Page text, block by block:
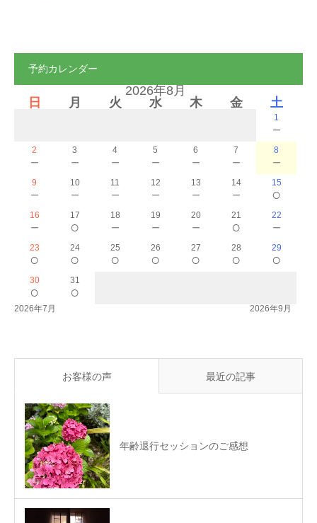
予約カレンダー
2026年8月
日
月 火 水 木 金 土
1
－
2
－
3
－
4
－
5
－
6
－
7
－
8
－
9
－
10
－
11
－
12
－
13
－
14
－
15
○
16
－
17
○
18
－
19
－
20
－
21
○
22
－
23
○
24
○
25
○
26
○
27
○
28
○
29
○
30
○
31
○
2026年7月 2026年9月
お客様の声 最近の記事
年齢退行セッションのご感想